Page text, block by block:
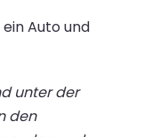
Auto und
unter der
den